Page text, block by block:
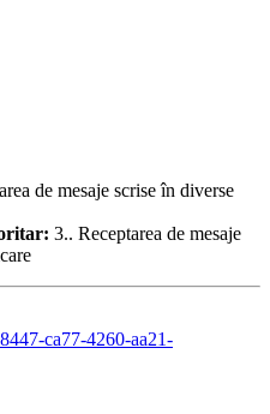
de mesaje scrise în diverse
3.. Receptarea de mesaje
ca77-4260-aa21-